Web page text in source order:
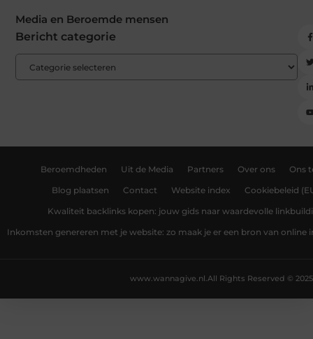
Media en Beroemde mensen
Bericht categorie
Beroemdheden Uit de Media Partners Over ons Ons
Blog plaatsen Contact Website index Cookiebeleid
Kwaliteit backlinks kopen: jouw gids naar waardevolle
Inkomsten genereren met je website: zo maak je er een bron van online
All Rights Reserved © 2025
www.wannagive.nl.